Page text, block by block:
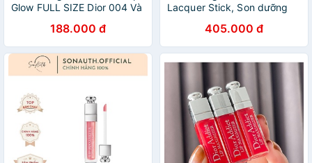
Glow FULL SIZE Dior 004 Và
188.000 đ
Lacquer Stick, Son dưỡng
3.5g, Tiệm Son Ruby
405.000 đ